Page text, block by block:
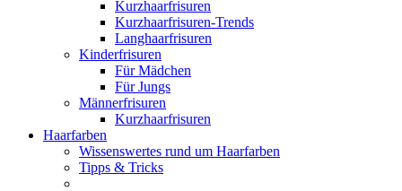
Kurzhaarfrisuren
Kurzhaarfrisuren-Trends
Langhaarfrisuren
Kinderfrisuren
Für Mädchen
Für Jungs
Männerfrisuren
Kurzhaarfrisuren
Haarfarben
Wissenswertes rund um Haarfarben
Tipps & Tricks